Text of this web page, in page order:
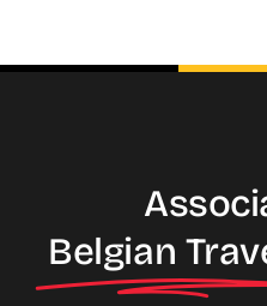
Belgian